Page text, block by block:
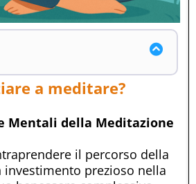
a meditare?
Mentali della Meditazione
il percorso della
investimento prezioso nella